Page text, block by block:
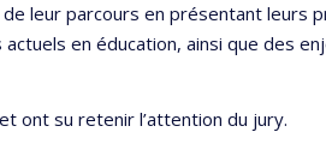
leur parcours en présentant leurs
en éducation, ainsi que des
ont su retenir l’attention du jury.